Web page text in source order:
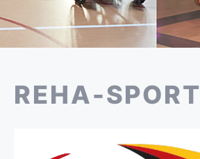
REHA-SPORT